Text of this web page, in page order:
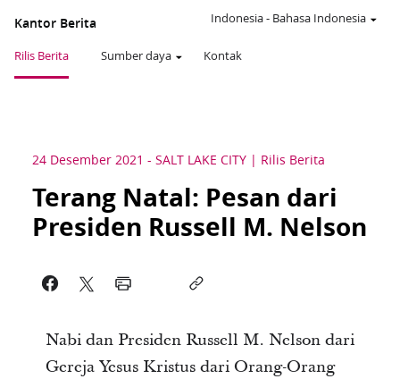
Kantor Berita
Rilis Berita Sumber daya Kontak
Indonesia- Bahasa Indonesia
24 Desember 2021 - SALT LAKE CITY Rilis Berita
Terang Natal: Pesan dari
Presiden Russell M. Nelson
Nabi dan Presiden Russell M. Nelson dari
Gereja Yesus Kristus dari Orang-Orang